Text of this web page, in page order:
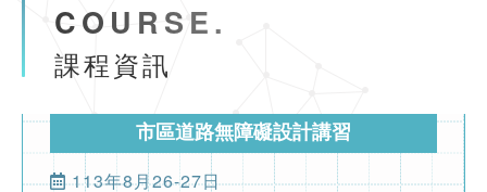
公寓大廈事務管理人員培訓講習臺南班
2024-07-22
公寓大廈事務管理人員培訓講習高雄班
2024-03-06 協會公告
COURSE.
課程資訊
113/08/26 ~ 113/10/16
室內裝修工程與品質檢驗管理專業人才培訓